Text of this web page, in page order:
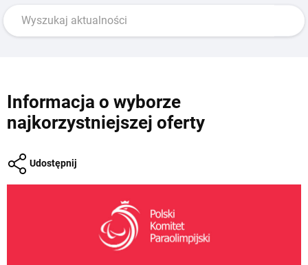
Informacja o wyborze
najkorzystniejszej oferty
Udostępnij